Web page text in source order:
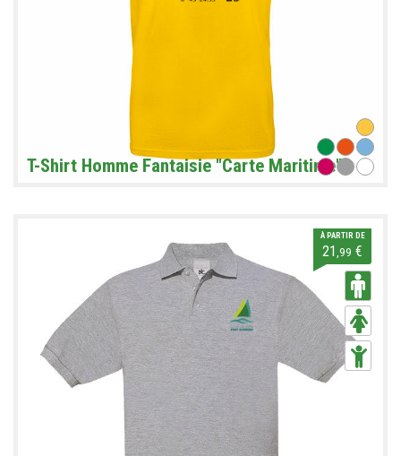
T-Shirt Homme Fantaisie "Carte Maritime"
À PARTIR DE
21 ,99 €